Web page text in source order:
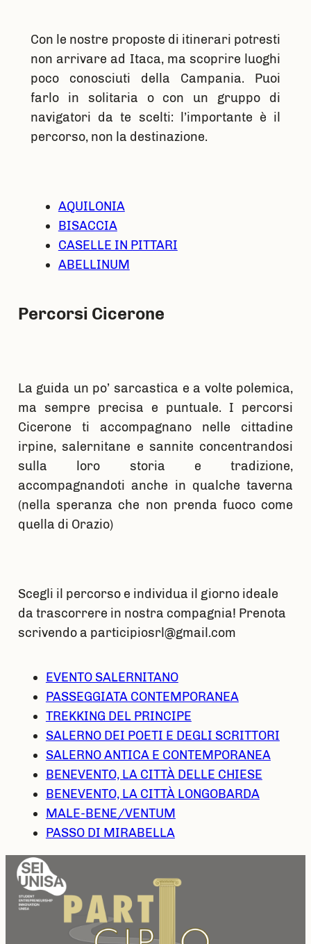
Con le nostre proposte di itinerari potresti
non arrivare ad Itaca, ma scoprire luoghi
poco conosciuti della Campania. Puoi
farlo in solitaria o con un gruppo di
navigatori da te scelti: l’importante è il
percorso, non la destinazione.
AQUILONIA
BISACCIA
CASELLE IN PITTARI
ABELLINUM
Percorsi Cicerone
La guida un po’ sarcastica e a volte polemica,
ma sempre precisa e puntuale. I percorsi
Cicerone ti accompagnano nelle cittadine
irpine, salernitane e sannite concentrandosi
sulla loro storia e tradizione,
accompagnandoti anche in qualche taverna
(nella speranza che non prenda fuoco come
quella di Orazio)
Scegli il percorso e individua il giorno ideale
da trascorrere in nostra compagnia! Prenota
scrivendo a participiosrl@gmail.com
EVENTO SALERNITANO
PASSEGGIATA CONTEMPORANEA
TREKKING DEL PRINCIPE
SALERNO DEI POETI E DEGLI SCRITTORI
SALERNO ANTICA E CONTEMPORANEA
BENEVENTO, LA CITTÀ DELLE CHIESE
BENEVENTO, LA CITTÀ LONGOBARDA
MALE-BENE/VENTUM
PASSO DI MIRABELLA